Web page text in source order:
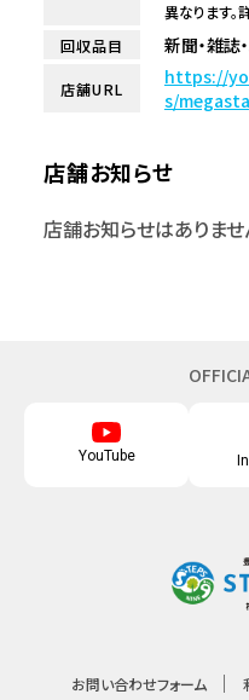
異なります。
回収品目
新聞・雑誌
店舗URL
https://
s/
店舗お知らせ
店舗お知らせはありませ
YouTube
お問い合わせフォーム